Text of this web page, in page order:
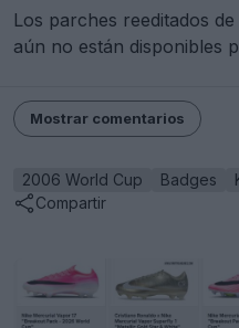
Los parches reeditados
aún no están disponibles
Mostrar comentarios
2006 World Cup Badges
Compartir